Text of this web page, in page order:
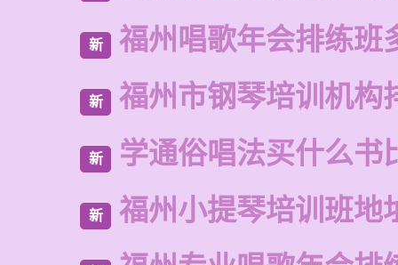
新 福州唱歌年会排练班
新 福州市钢琴培训机构
新 学通俗唱法买什么书
新 福州小提琴培训班地